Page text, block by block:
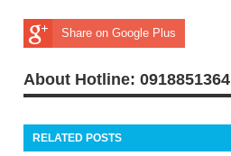
Share on Google Plus
About Hotline: 0918851364
RELATED POSTS